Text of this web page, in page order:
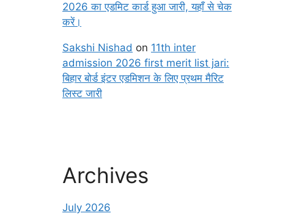
2026 का एडमिट कार्ड हुआ जारी, यहाँ से चेक
करें।
Sakshi Nishad on 11th inter
admission 2026 first merit list jari:
बिहार बोर्ड इंटर एडमिशन के लिए प्रथम मैरिट
लिस्ट जारी
Archives
July 2026